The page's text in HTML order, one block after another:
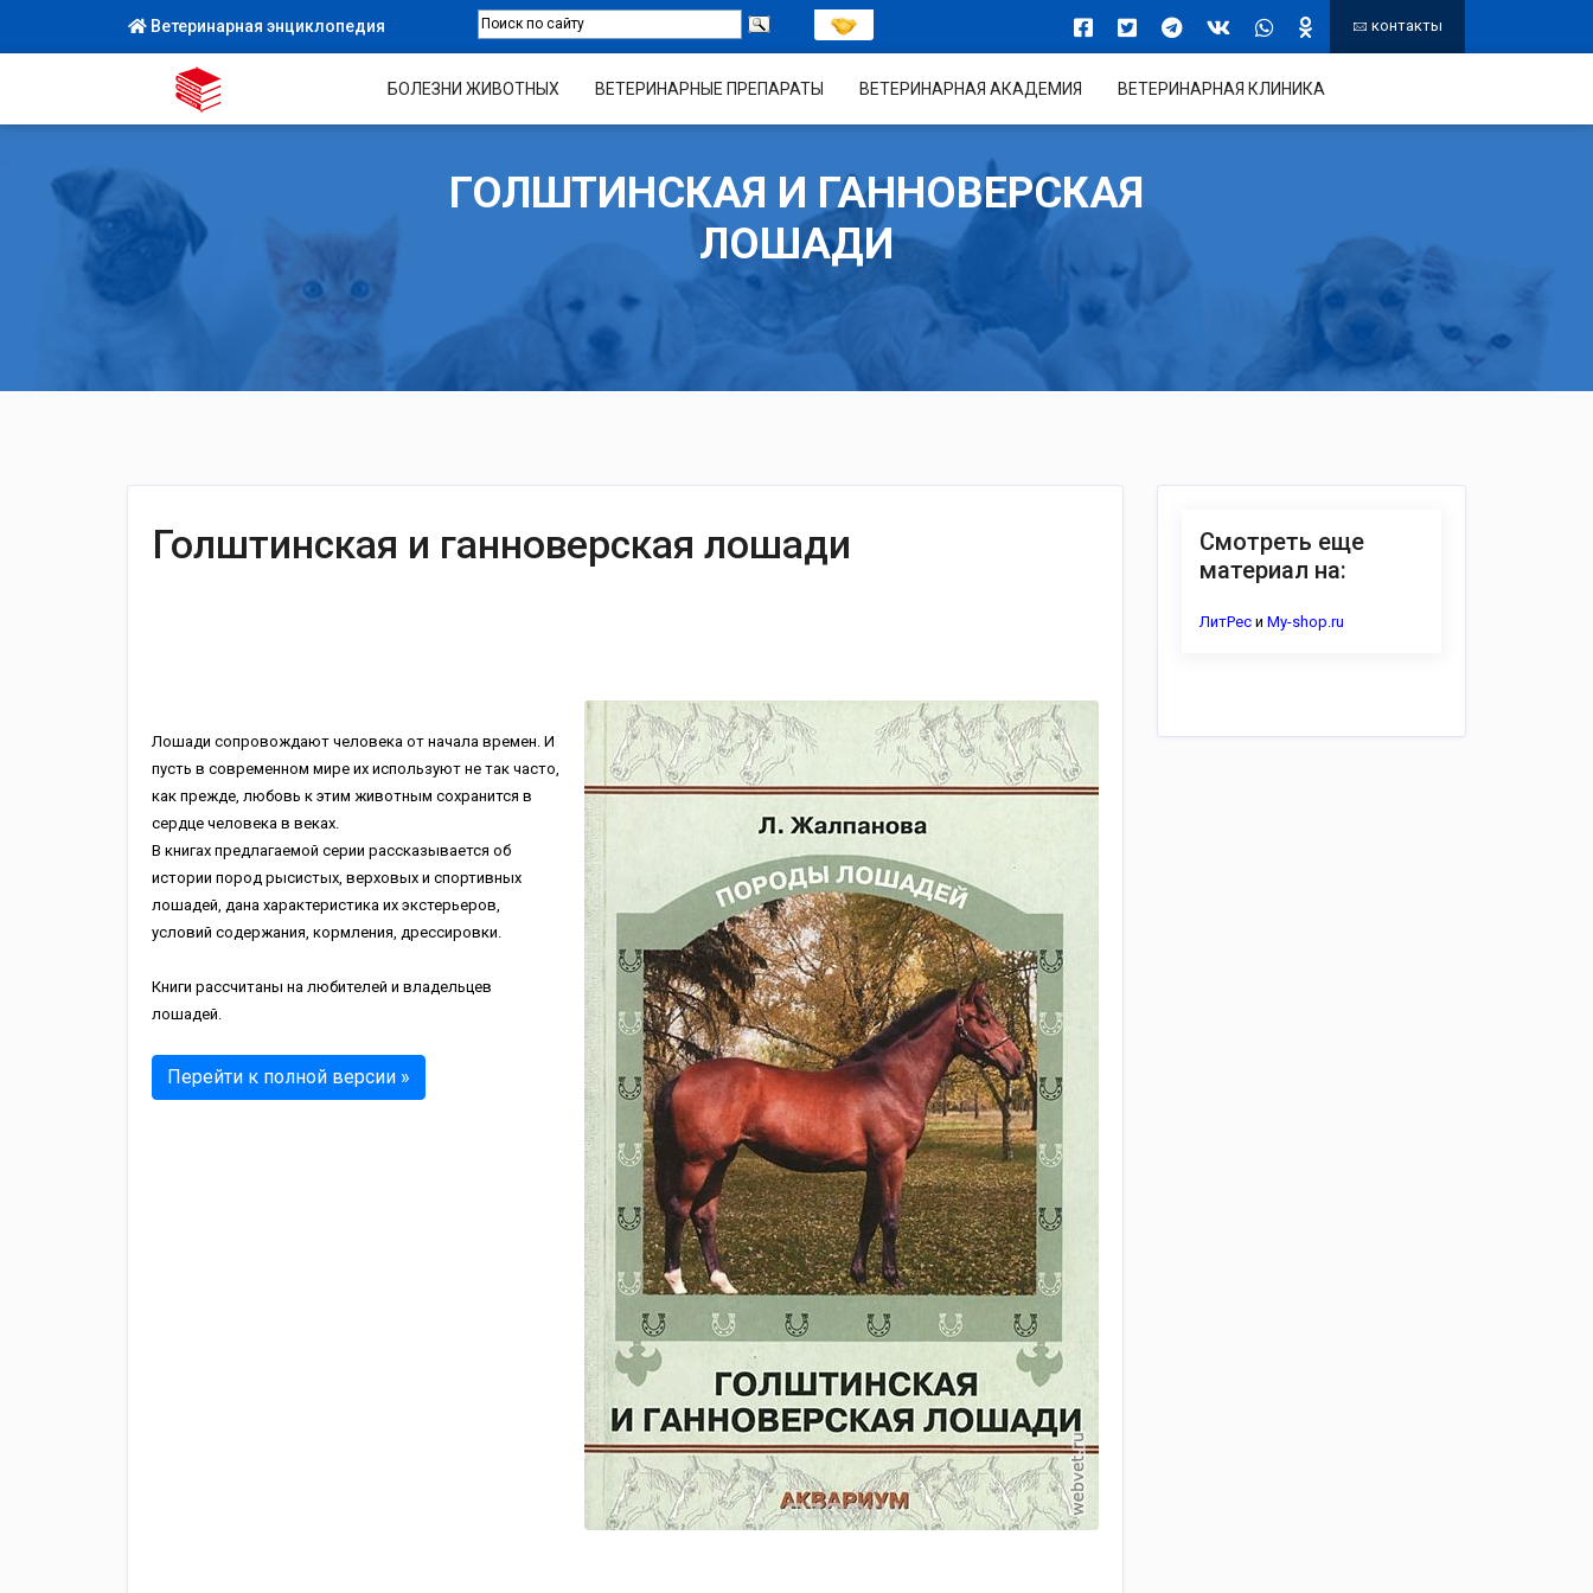
Ветеринарная энциклопедия контакты
БОЛЕЗНИ ЖИВОТНЫХ ВЕТЕРИНАРНЫЕ ПРЕПАРАТЫ ВЕТЕРИНАРНАЯ АКАДЕМИЯ ВЕТЕРИНАРНАЯ КЛИНИКА
ГОЛШТИНСКАЯ И ГАННОВЕРСКАЯ
ЛОШАДИ
Голштинская и ганноверская лошади
Лошади сопровождают человека от начала времен. И
пусть в современном мире их используют не так часто,
как прежде, любовь к этим животным сохранится в
сердце человека в веках.
В книгах предлагаемой серии рассказывается об
истории пород рысистых, верховых и спортивных
лошадей, дана характеристика их экстерьеров,
условий содержания, кормления, дрессировки.
Книги рассчитаны на любителей и владельцев
лошадей.
Перейти к полной версии »
Смотреть еще
материал на:
ЛитРеси My-shop.ru